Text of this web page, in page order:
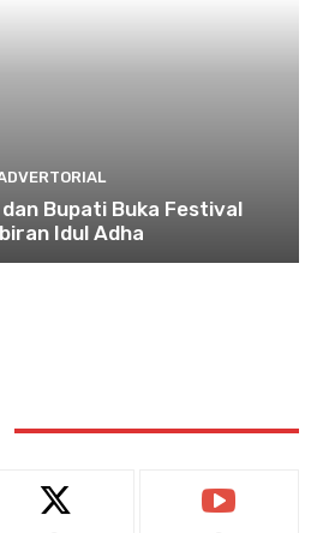
Bupati Buka Festival
Idul Adha